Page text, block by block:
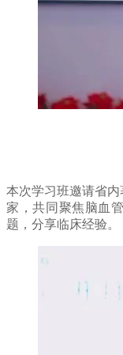
本次学习班邀请省
家，共同聚焦脑血
题，分享临床经验。